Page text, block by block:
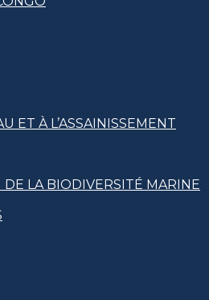
ET À L’ASSAINISSEMENT
LA BIODIVERSITÉ MARINE